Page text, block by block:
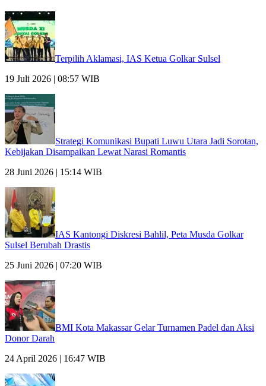
Terpilih Aklamasi, IAS Ketua Golkar Sulsel
19 Juli 2026 | 08:57 WIB
Strategi Komunikasi Bupati Luwu Utara Jadi Sorotan,
Kebijakan Disampaikan Lewat Narasi Romantis
28 Juni 2026 | 15:14 WIB
IAS Kantongi Diskresi Bahlil, Peta Musda Golkar
Sulsel Berubah Drastis
25 Juni 2026 | 07:20 WIB
BMI Kota Makassar Gelar Turnamen Padel dan Aksi
Donor Darah
24 April 2026 | 16:47 WIB